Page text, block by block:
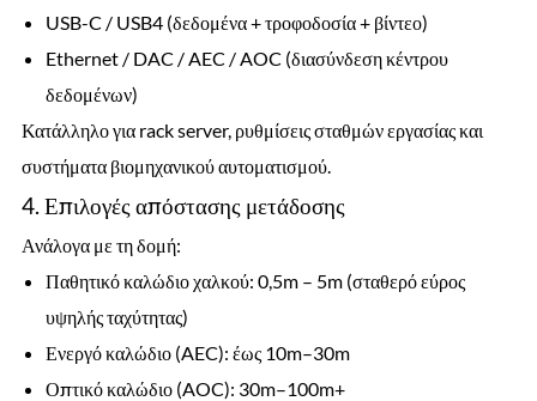
USB-C / USB4 (δεδομένα + τροφοδοσία + βίντεο)
Ethernet / DAC / AEC / AOC (διασύνδεση κέντρου
δεδομένων)
Κατάλληλο για rack server, ρυθμίσεις σταθμών εργασίας και
συστήματα βιομηχανικού αυτοματισμού.
4. Επιλογές απόστασης μετάδοσης
Ανάλογα με τη δομή:
Παθητικό καλώδιο χαλκού: 0,5m – 5m (σταθερό εύρος
υψηλής ταχύτητας)
Ενεργό καλώδιο (AEC): έως 10m–30m
Οπτικό καλώδιο (AOC): 30m–100m+